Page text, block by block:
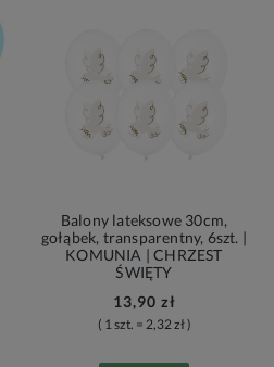
Balony lateksowe 30cm,
gołąbek, transparentny, 6szt. |
KOMUNIA | CHRZEST
ŚWIĘTY
13,90 zł
( 1 szt. = 2,32 zł )